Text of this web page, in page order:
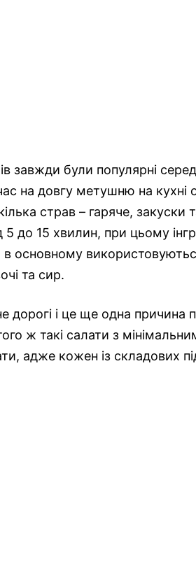
завжди були популярні
на довгу метушню на кухні
страв – гаряче,
5 до 15 хвилин, при цьому
в основному
та сир.
дорогі і це ще одна причина
ж такі салати з
адже кожен із складових